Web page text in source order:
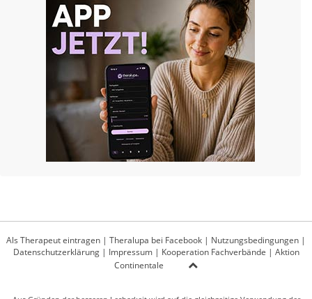
Als Therapeut eintragen | Theralupa bei Facebook | Nutzungsbedingungen |
Datenschutzerklärung| Impressum| Kooperation Fachverbände | Aktion
Continentale